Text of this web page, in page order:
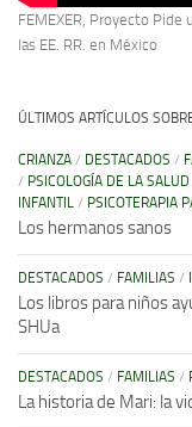
FEMEXER, Proyecto Pide
las EE. RR. en México
ÚLTIMOS ARTÍCULOS
CRIANZA / DESTACADOS /
/ PSICOLOGÍA DE LA SALUD
INFANTIL / PSICOTERAPIA
Los hermanos sanos
DESTACADOS / FAMILIAS /
Los libros para niños
SHUa
DESTACADOS / FAMILIAS /
La historia de Mari: la